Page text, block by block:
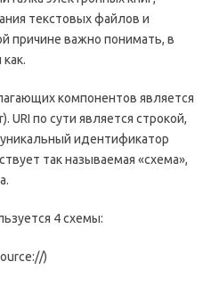
текстовых файлов и
причине важно понимать, в
компонентов является
URI по сути является строкой,
идентификатор
так называемая «схема»,
4 схемы:
)